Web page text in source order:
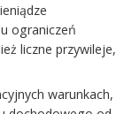
ograniczeń
liczne przywileje,
warunkach,